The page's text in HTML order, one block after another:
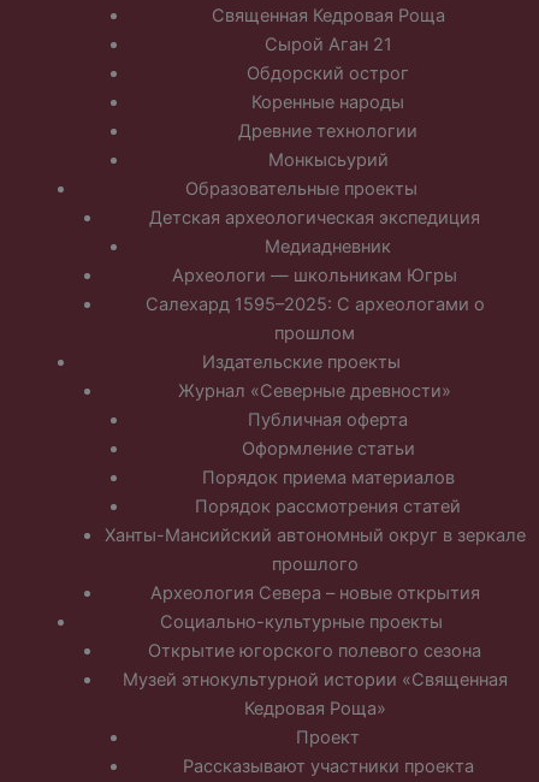
Священная Кедровая Роща
Сырой Аган 21
Обдорский острог
Коренные народы
Древние технологии
Монкысьурий
Образовательные проекты
Детская археологическая экспедиция
Медиадневник
Археологи — школьникам Югры
Салехард 1595–2025: С археологами о
прошлом
Издательские проекты
Журнал «Северные древности»
Публичная оферта
Оформление статьи
Порядок приема материалов
Порядок рассмотрения статей
Ханты-Мансийский автономный округ в зеркале
прошлого
Археология Севера – новые открытия
Социально-культурные проекты
Открытие югорского полевого сезона
Музей этнокультурной истории «Священная
Кедровая Роща»
Проект
Рассказывают участники проекта